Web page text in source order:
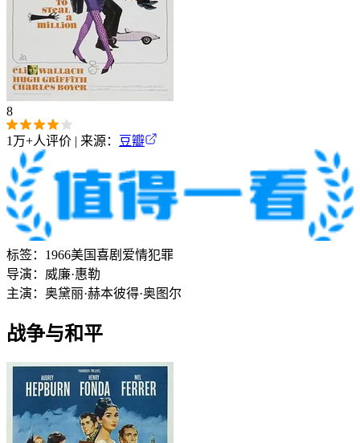
8
1万+人评价 | 来源： 豆瓣
标签： 1966美国喜剧 爱情犯罪
导演： 威廉·惠勒
主演： 奥黛丽·赫本彼得·奥图尔
战争与和平